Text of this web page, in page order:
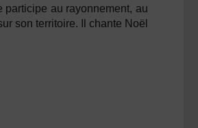
au rayonnement, au
son territoire. Il chante Noël